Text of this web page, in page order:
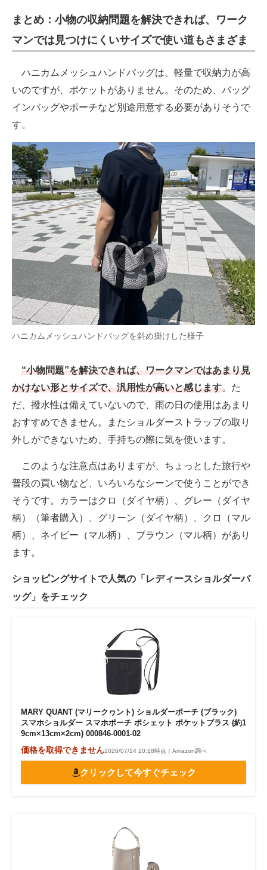
まとめ：小物の収納問題を解決できれば、ワーク
マンでは見つけにくいサイズで使い道もさまざま
ハニカムメッシュハンドバッグは、軽量で収納力が高
いのですが、ポケットがありません。そのため、バッグ
インバッグやポーチなど別途用意する必要がありそうで
す。
ハニカムメッシュハンドバッグを斜め掛けした様子
“小物問題”を解決できれば、ワークマンではあまり見
かけない形とサイズで、汎用性が高いと感じます。た
だ、撥水性は備えていないので、雨の日の使用はあまり
おすすめできません。またショルダーストラップの取り
外しができないため、手持ちの際に気を使います。
このような注意点はありますが、ちょっとした旅行や
普段の買い物など、いろいろなシーンで使うことができ
そうです。カラーはクロ（ダイヤ柄）、グレー（ダイヤ
柄）（筆者購入）、グリーン（ダイヤ柄）、クロ（マル
柄）、ネイビー（マル柄）、ブラウン（マル柄）があり
ます。
ショッピングサイトで人気の「レディースショルダーバ
ッグ」をチェック
MARY QUANT (マリークヮント) ショルダーポーチ (ブラック)
スマホショルダー スマホポーチ ポシェット ポケットプラス (約1
9cm×13cm×2cm) 000846-0001-02
価格を取得できません2026/07/14 20:18時点｜Amazon調べ
クリックして今すぐチェック